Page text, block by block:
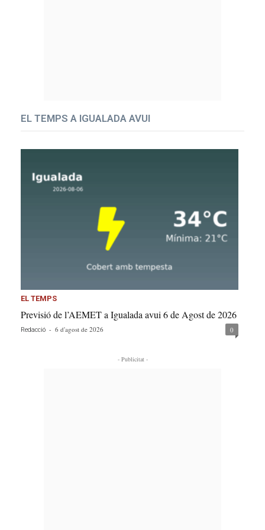
EL TEMPS A IGUALADA AVUI
EL TEMPS
Previsió de l’AEMET a Igualada avui 6 de Agost de 2026
Redacció - 6 d'agost de 2026 0
- Publicitat -